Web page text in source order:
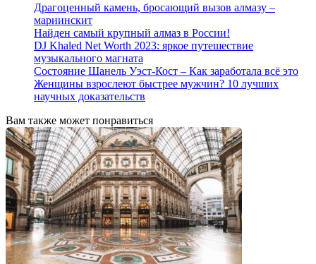
Драгоценный камень, бросающий вызов алмазу –
мариинскит
Найден самый крупный алмаз в России!
DJ Khaled Net Worth 2023: яркое путешествие
музыкального магната
Состояние Шанель Уэст-Кост – Как заработала всё это
Женщины взрослеют быстрее мужчин? 10 лучших
научных доказательств
Вам также может понравиться